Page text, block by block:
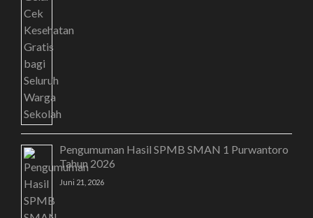
Pengumuman Hasil SPMB SMAN 1 Purwantoro
Tahun 2026
Juni 21, 2026